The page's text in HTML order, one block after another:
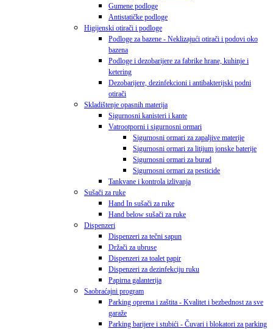
Gumene podloge
Antistatičke podloge
Higijenski otirači i podloge
Podloge za bazene - Neklizajući otirači i podovi oko
bazena
Podloge i dezobarijere za fabrike hrane, kuhinje i
ketering
Dezobarijere, dezinfekcioni i antibakterijski podni
otirači
Skladištenje opasnih materija
Sigurnosni kanisteri i kante
Vatrootporni i sigurnosni ormari
Sigurnosni ormari za zapaljive materije
Sigurnosni ormari za litijum jonske baterije
Sigurnosni ormari za burad
Sigurnosni ormari za pesticide
Tankvane i kontrola izlivanja
Sušači za ruke
Hand In sušači za ruke
Hand below sušači za ruke
Dispenzeri
Dispenzeri za tečni sapun
Držači za ubruse
Dispenzeri za toalet papir
Dispenzeri za dezinfekciju ruku
Papirna galanterija
Saobraćajni program
Parking oprema i zaštita - Kvalitet i bezbednost za sve
garaže
Parking barijere i stubići - Čuvari i blokatori za parking